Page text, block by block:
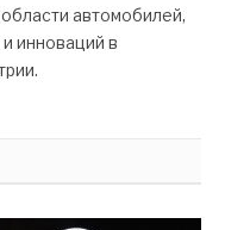
автомобилей,
инноваций в